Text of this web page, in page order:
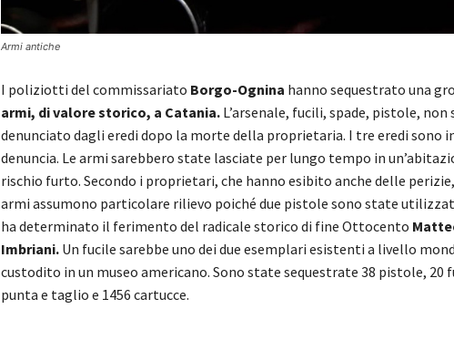
Armi antiche
I poliziotti del commissariato Borgo-Ognina hanno sequestrato una
armi, di valore storico, a Catania.L’arsenale, fucili, spade, pistole, non
denunciato dagli eredi dopo la morte della proprietaria. I tre eredi sono
denuncia. Le armi sarebbero state lasciate per lungo tempo in
rischio furto. Secondo i proprietari, che hanno esibito anche delle
armi assumono particolare rilievo poiché due pistole sono state
ha determinato il ferimento del radicale storico di fine Ottocento
Imbriani.Un fucile sarebbe uno dei due esemplari esistenti a livello
custodito in un museo americano. Sono state sequestrate 38 pistole, 20
punta e taglio e 1456 cartucce.